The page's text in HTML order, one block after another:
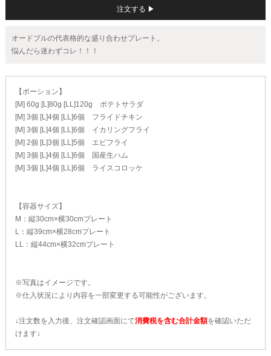
注文する ▶
オードブルの代表格的な盛り合わせプレート。
悩んだら迷わずコレ！！！
【ポーション】
[M] 60g [L]80g [LL]120g ポテトサラダ
[M] 3個 [L]4個 [LL]6個 フライドチキン
[M] 3個 [L]4個 [LL]6個 イカリングフライ
[M] 2個 [L]3個 [LL]5個 エビフライ
[M] 3個 [L]4個 [LL]6個 国産生ハム
[M] 3個 [L]4個 [LL]6個 ライスコロッケ
【容器サイズ】
M：縦30cm×横30cmプレート
L：縦39cm×横28cmプレート
LL：縦44cm×横32cmプレート
※写真はイメージです。
※仕入状況により内容を一部変更する可能性がございます。
↓注文数を入力後、注文確認画面にて消費税を含む合計金額を確認いただ
けます↓